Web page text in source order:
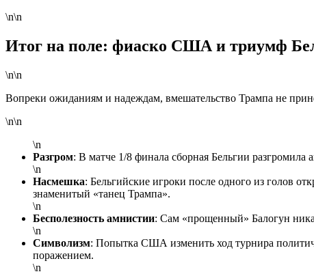
\n\n
Итог на поле: фиаско США и триумф
\n\n
Вопреки ожиданиям и надеждам, вмешательство Трампа не
\n\n
\n
Разгром: В матче 1/8 финала сборная Бельгии разгромила
\n
Насмешка: Бельгийские игроки после одного из голов
знаменитый «танец Трампа».
\n
Бесполезность амнистии: Сам «прощенный» Балогун
\n
Символизм: Попытка США изменить ход турнира
поражением.
\n